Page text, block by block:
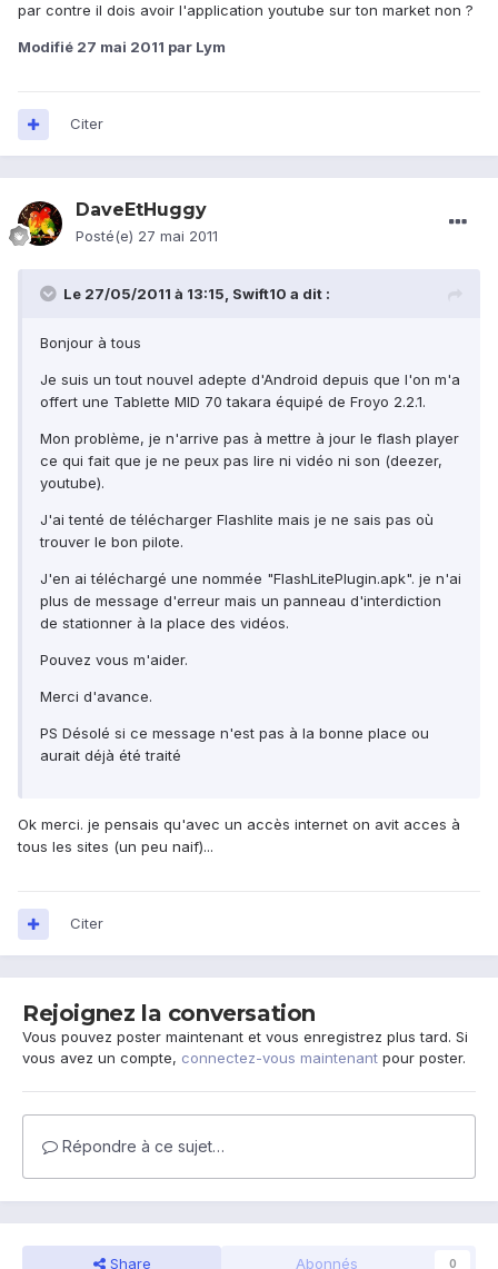
par contre il dois avoir l'application youtube sur ton market non ?
Modifié 27 mai 2011 par Lym
Citer
DaveEtHuggy
Posté(e) 27 mai 2011
Le 27/05/2011 à 13:15, Swift10 a dit :
Bonjour à tous
Je suis un tout nouvel adepte d'Android depuis que l'on m'a
offert une Tablette MID 70 takara équipé de Froyo 2.2.1.
Mon problème, je n'arrive pas à mettre à jour le flash player
ce qui fait que je ne peux pas lire ni vidéo ni son (deezer,
youtube).
J'ai tenté de télécharger Flashlite mais je ne sais pas où
trouver le bon pilote.
J'en ai téléchargé une nommée "FlashLitePlugin.apk". je n'ai
plus de message d'erreur mais un panneau d'interdiction
de stationner à la place des vidéos.
Pouvez vous m'aider.
Merci d'avance.
PS Désolé si ce message n'est pas à la bonne place ou
aurait déjà été traité
Ok merci. je pensais qu'avec un accès internet on avit acces à
tous les sites (un peu naif)...
Citer
Rejoignez la conversation
Vous pouvez poster maintenant et vous enregistrez plus tard. Si
vous avez un compte, connectez-vous maintenant pour poster.
Répondre à ce sujet…
Share Abonnés 0